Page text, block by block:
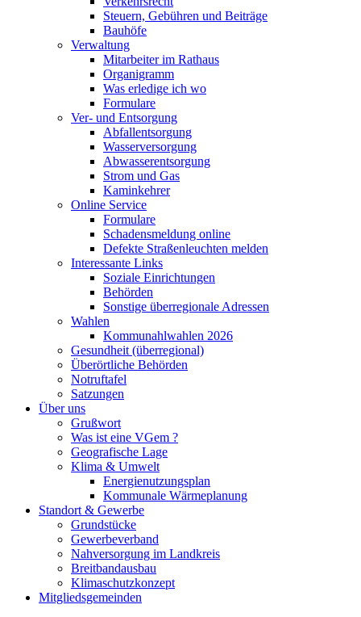
Steuern, Gebühren und Beiträge
Bauhöfe
Verwaltung
Mitarbeiter im Rathaus
Organigramm
Was erledige ich wo
Formulare
Ver- und Entsorgung
Abfallentsorgung
Wasserversorgung
Abwasserentsorgung
Strom und Gas
Kaminkehrer
Online Service
Formulare
Schadensmeldung online
Defekte Straßenleuchten melden
Interessante Links
Soziale Einrichtungen
Behörden
Sonstige überregionale Adressen
Wahlen
Kommunahlwahlen 2026
Gesundheit (überregional)
Überörtliche Behörden
Notruftafel
Satzungen
Über uns
Grußwort
Was ist eine VGem ?
Geografische Lage
Klima & Umwelt
Energienutzungsplan
Kommunale Wärmeplanung
Standort & Gewerbe
Grundstücke
Gewerbeverband
Nahversorgung im Landkreis
Breitbandausbau
Klimaschutzkonzept
Mitgliedsgemeinden